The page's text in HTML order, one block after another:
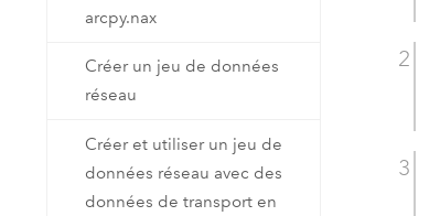
arcpy.nax
Créer un jeu de données
réseau
Créer et utiliser un jeu de
données réseau avec des
données de transport en